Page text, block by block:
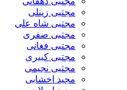
مجتبی زینلی
مجتبی شاه علی
مجتبی صفری
مجتبی فغانی
مجتبی کبیری
مجتبی نجیمی
مجید اخشابی